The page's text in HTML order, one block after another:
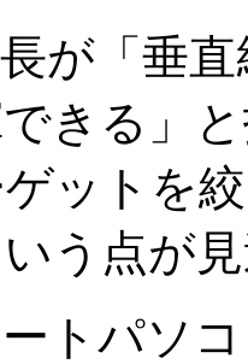
が「垂直
きる」
ットを
う点が
トパソ